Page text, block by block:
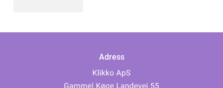
Adress